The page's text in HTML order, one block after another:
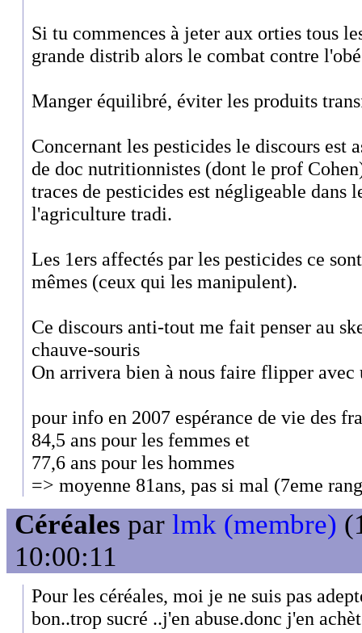
Si tu commences à jeter aux orties tous
grande distrib alors le combat contre
Manger équilibré, éviter les produits
Concernant les pesticides le discours est
de doc nutritionnistes (dont le prof
traces de pesticides est négligeable dans
l'agriculture tradi.
Les 1ers affectés par les pesticides ce
mêmes (ceux qui les manipulent).
Ce discours anti-tout me fait penser au
chauve-souris
On arrivera bien à nous faire flipper
pour info en 2007 espérance de vie des
84,5 ans pour les femmes et
77,6 ans pour les hommes
=> moyenne 81ans, pas si mal (7eme
Céréales par lmk (membre)
10:00:11
Pour les céréales, moi je ne suis pas
bon..trop sucré ..j'en abuse.donc j'en